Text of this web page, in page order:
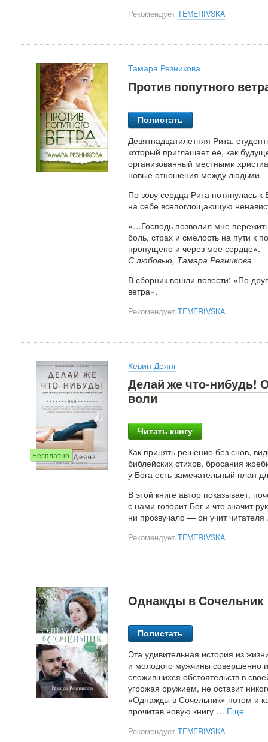
Рекомендует TEMERIVSKA
Тамара Резникова
Против попутного
Полистать
Девятнадцатилетняя Рита,
который приглашает её, как
организованный местными
новые отношения между людьми.
По зову сердца Рита потянулась
на себе всепоглощающую
«…Господь позволил мне
боль, страх и смелость на пути к
пропущено и через мое сердце».
С любовью, Тамара Резникова
В сборник вошли повести: «По
ветра».
Рекомендует TEMERIVSKA
Бесплатно
Кевин Деянг
Делай же что-нибудь!
воли
Читать книгу
Как принять решение без снов,
библейских стихов, бросания
у Бога есть замечательный план
В этой книге автор показывает,
с нами говорит Бог и что значит
ни прозвучало — он учит читателя
Рекомендует TEMERIVSKA
Однажды в Сочельник
Полистать
Эта удивительная история из
и молодого мужчины совершенно
сложившихся обстоятельств в
угрожая оружием, не оставит
«Однажды в Сочельник» потом и
прочитав новую книгу … Еще
Рекомендует TEMERIVSKA